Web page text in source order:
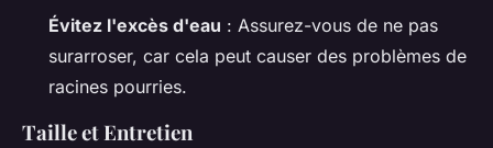
Évitez l'excès d'eau : Assurez-vous de ne pas
surarroser, car cela peut causer des problèmes de
racines pourries.
Taille et Entretien